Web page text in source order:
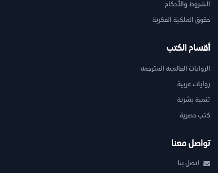
الشروط والأحكام
حقوق الملكية الفكرية
أقسام الكتب
الروايات العالمية المترجمة
روايات عربية
تنمية بشرية
كتب حصرية
تواصل معنا
اتصل بنا